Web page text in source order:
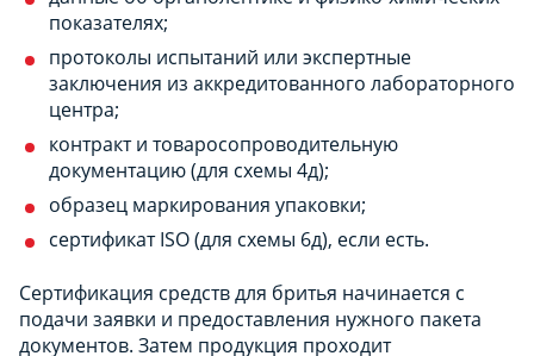
показателях;
протоколы испытаний или экспертные
заключения из аккредитованного лабораторного
центра;
контракт и товаросопроводительную
документацию (для схемы 4д);
образец маркирования упаковки;
сертификат ISO (для схемы 6д), если есть.
Сертификация средств для бритья начинается с
подачи заявки и предоставления нужного пакета
документов. Затем продукция проходит